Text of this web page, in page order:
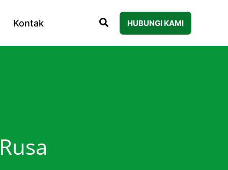
Kontak HUBUNGI KAMI